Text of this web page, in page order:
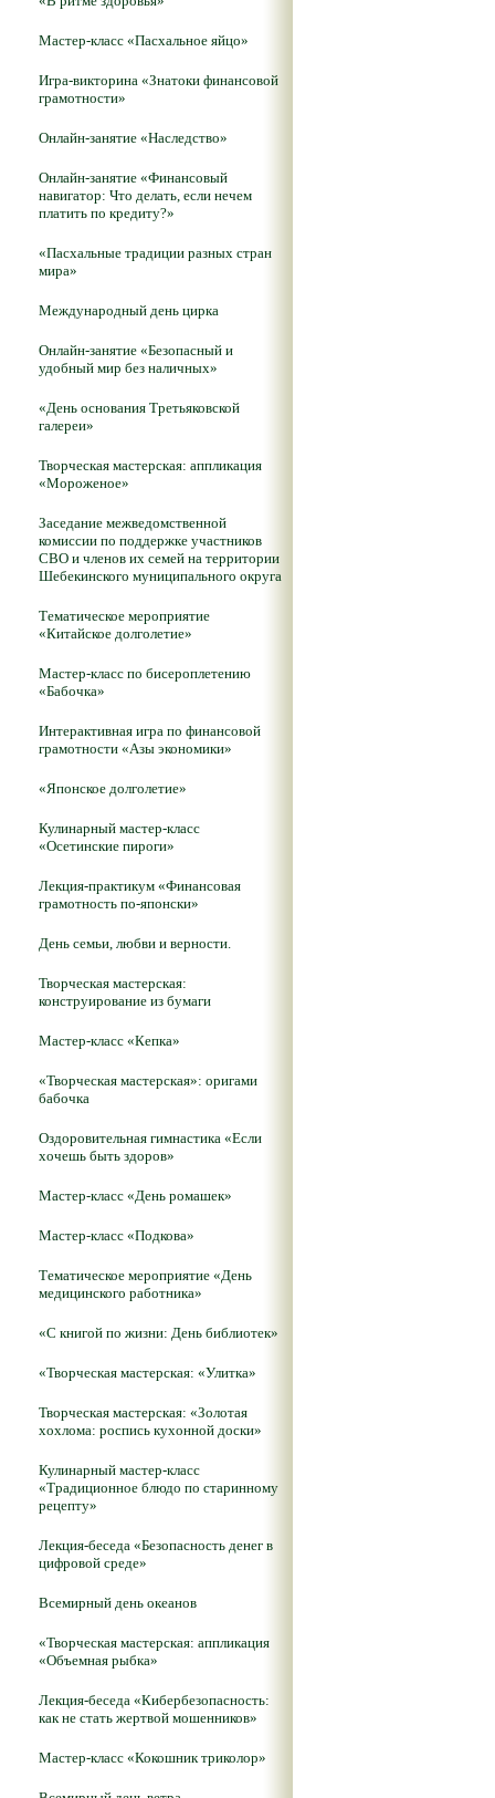
Мастер-класс «Пасхальное яйцо»
Игра-викторина «Знатоки финансовой
грамотности»
Онлайн-занятие «Наследство»
Онлайн-занятие «Финансовый
навигатор: Что делать, если нечем
платить по кредиту?»
«Пасхальные традиции разных стран
мира»
Международный день цирка
Онлайн-занятие «Безопасный и
удобный мир без наличных»
«День основания Третьяковской
галереи»
Творческая мастерская: аппликация
«Мороженое»
Заседание межведомственной
комиссии по поддержке участников
СВО и членов их семей на территории
Шебекинского муниципального округа
Тематическое мероприятие
«Китайское долголетие»
Мастер-класс по бисероплетению
«Бабочка»
Интерактивная игра по финансовой
грамотности «Азы экономики»
«Японское долголетие»
Кулинарный мастер-класс
«Осетинские пироги»
Лекция-практикум «Финансовая
грамотность по-японски»
День семьи, любви и верности.
Творческая мастерская:
конструирование из бумаги
Мастер-класс «Кепка»
«Творческая мастерская»: оригами
бабочка
Оздоровительная гимнастика «Если
хочешь быть здоров»
Мастер-класс «День ромашек»
Мастер-класс «Подкова»
Тематическое мероприятие «День
медицинского работника»
«С книгой по жизни: День библиотек»
«Творческая мастерская: «Улитка»
Творческая мастерская: «Золотая
хохлома: роспись кухонной доски»
Кулинарный мастер-класс
«Традиционное блюдо по старинному
рецепту»
Лекция-беседа «Безопасность денег в
цифровой среде»
Всемирный день океанов
«Творческая мастерская: аппликация
«Объемная рыбка»
Лекция-беседа «Кибербезопасность:
как не стать жертвой мошенников»
Мастер-класс «Кокошник триколор»